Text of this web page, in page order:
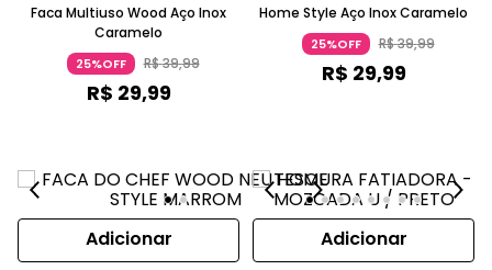
Faca Multiuso Wood Aço Inox
Caramelo
25%OFF R$39,99
R$ 29,99
Home Style Aço Inox Caramelo
25%OFF R$39,99
R$ 29,99
Adicionar Adicionar